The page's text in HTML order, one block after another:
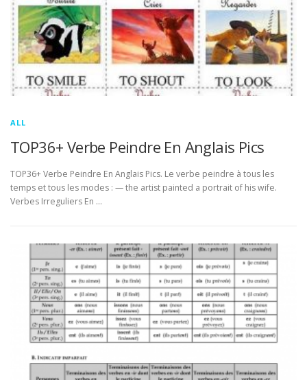
ALL
TOP36+ Verbe Peindre En Anglais Pics
TOP36+ Verbe Peindre En Anglais Pics. Le verbe peindre à tous les
temps et tous les modes : — the artist painted a portrait of his wife.
Verbes Irreguliers En …